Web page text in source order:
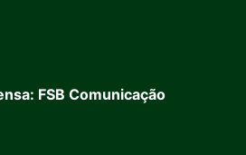
FSB Comunicação